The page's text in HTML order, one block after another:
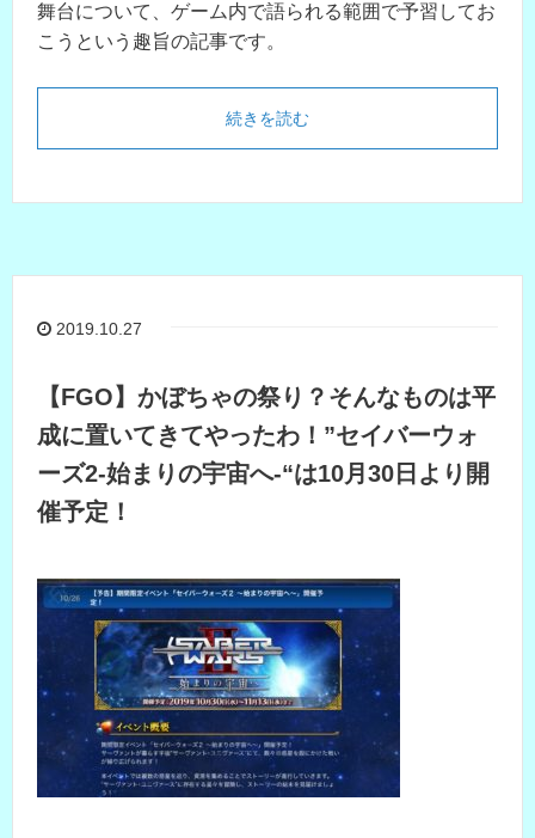
舞台について、ゲーム内で語られる範囲で予習してお
こうという趣旨の記事です。
続きを読む
2019.10.27
【FGO】かぼちゃの祭り？そんなものは平
成に置いてきてやったわ！”セイバーウォ
ーズ2-始まりの宇宙へ-“は10月30日より開
催予定！